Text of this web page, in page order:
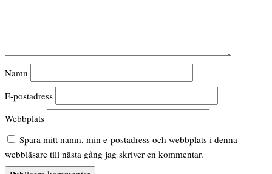
Namn
E-postadress
Webbplats
Spara mitt namn, min e-postadress och webbplats i denna
webbläsare till nästa gång jag skriver en kommentar.